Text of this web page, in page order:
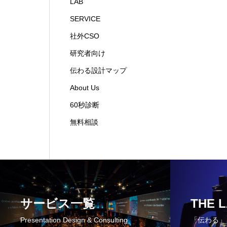
SERVICE
社外CSO
研究者向け
伝わる設計マップ
About Us
60秒診断
無料相談
サービス一覧
Presentation Design & Consulting
THE
「伝わる